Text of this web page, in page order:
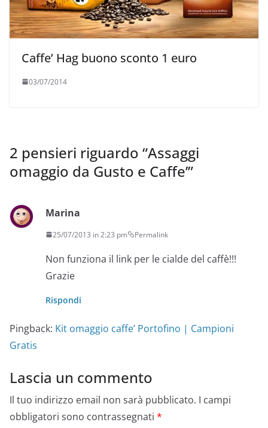
Caffe’ Hag buono sconto 1 euro
03/07/2014
2 pensieri riguardo “Assaggi
omaggio da Gusto e Caffe’”
Marina
25/07/2013 in 2:23 pm Permalink
Non funziona il link per le cialde del caffè!!!
Grazie
Rispondi
Pingback: Kit omaggio caffe’ Portofino | Campioni
Gratis
Lascia un commento
Il tuo indirizzo email non sarà pubblicato. I campi
obbligatori sono contrassegnati *